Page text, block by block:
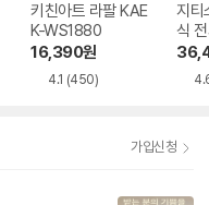
키친아트 라팔 KAE
K-WS1880
16,390원
4.1 (450)
지티
식
4년
가입신청